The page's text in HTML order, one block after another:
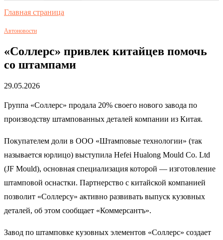
Главная страница
Автоновости
«Соллерс» привлек китайцев помочь
со штампами
29.05.2026
Группа «Соллерс» продала 20% своего нового завода по
производству штампованных деталей компании из Китая.
Покупателем доли в ООО «Штамповые технологии» (так
называется юрлицо) выступила Hefei Hualong Mould Co. Ltd
(JF Mould), основная специализация которой — изготовление
штамповой оснастки. Партнерство с китайской компанией
позволит «Соллерсу» активно развивать выпуск кузовных
деталей, об этом сообщает «Коммерсантъ».
Завод по штамповке кузовных элементов «Соллерс» создает